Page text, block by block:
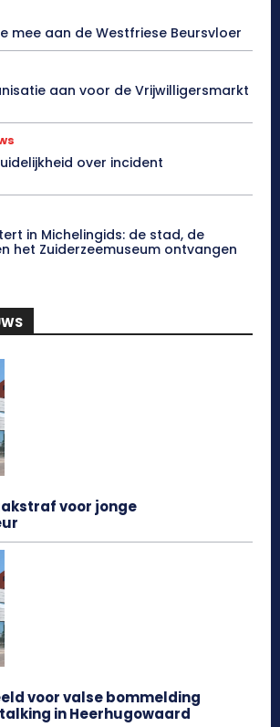
mee aan de Westfriese Beursvloer
aan voor de Vrijwilligersmarkt
over incident
in Michelingids: de stad, de
het Zuiderzeemuseum ontvangen
voor jonge
voor valse bommelding
in Heerhugowaard